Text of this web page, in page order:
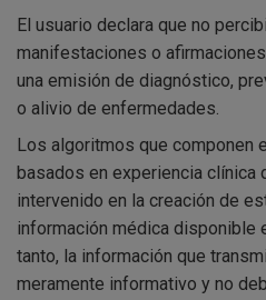
El usuario declara que no
manifestaciones o
una emisión de diagnóstico,
o alivio de enfermedades.
Los algoritmos que componen
basados en experiencia clínica
intervenido en la creación de
información médica disponible
tanto, la información que
meramente informativo y no